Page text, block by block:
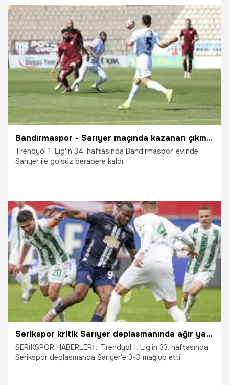
2.05.2026 TFF 1.Lig
Bandırmaspor - Sarıyer maçında kazanan çıkmadı puanlar paylaşıldı
Trendyol 1. Lig'in 34. haftasında Bandırmaspor, evinde
Sarıyer ile golsüz berabere kaldı.
7.04.2026 TFF 1.Lig
Serikspor kritik Sarıyer deplasmanında ağır yaralı
SERİKSPOR HABERLERİ... Trendyol 1. Lig’in 33. haftasında
Serikspor deplasmanda Sarıyer'e 3-0 mağlup etti.